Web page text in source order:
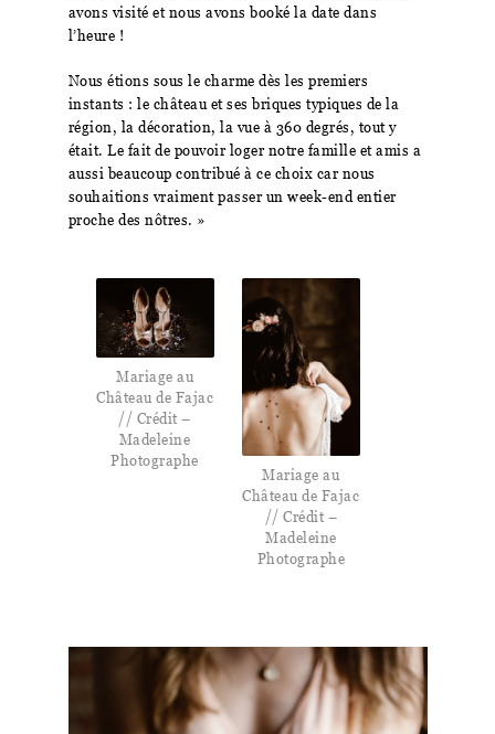
avons visité et nous avons booké la date dans
l’heure !
Nous étions sous le charme dès les premiers
instants : le château et ses briques typiques de la
région, la décoration, la vue à 360 degrés, tout y
était. Le fait de pouvoir loger notre famille et amis a
aussi beaucoup contribué à ce choix car nous
souhaitions vraiment passer un week-end entier
proche des nôtres. »
Mariage au
Château de Fajac
// Crédit –
Madeleine
Photographe
Mariage au
Château de Fajac
// Crédit –
Madeleine
Photographe